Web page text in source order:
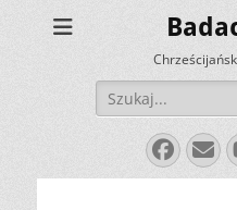
Szukaj:
E-